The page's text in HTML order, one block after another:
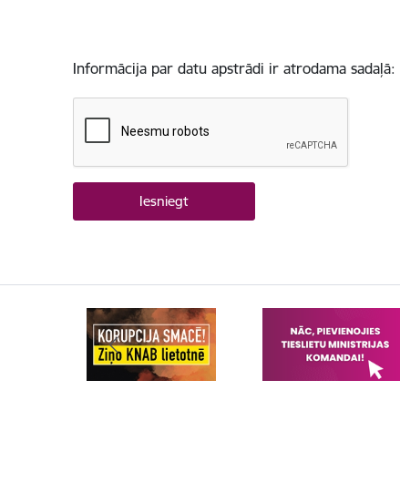
Informācija par datu apstrādi ir atrodama sadaļā: